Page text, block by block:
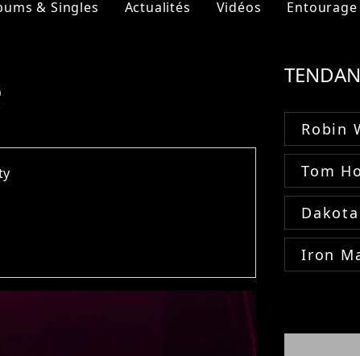
& Singles Actualités Vidéos Entourage
Robin
Tom
Iron